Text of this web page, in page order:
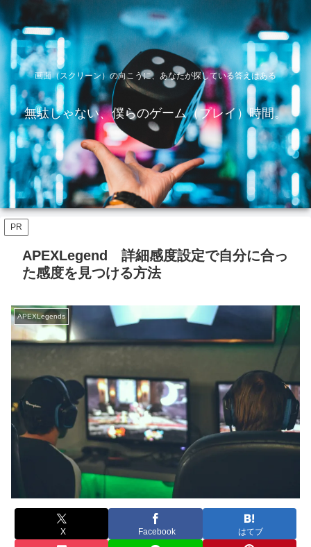
画面（スクリーン）の向こうに、あなたが探している答えはある
無駄じゃない、僕らのゲーム（プレイ）時間。
PR
APEXLegend 詳細感度設定で自分に合っ
た感度を見つける方法
APEXLegends
X Facebook はてブ